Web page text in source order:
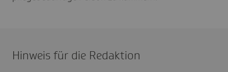
Hinweis für die Redaktion